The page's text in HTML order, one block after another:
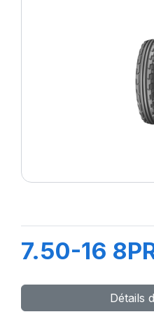
7.50-16
Détails